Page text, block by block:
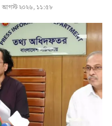
আগস্ট ২০২৬, ১১:৫৮